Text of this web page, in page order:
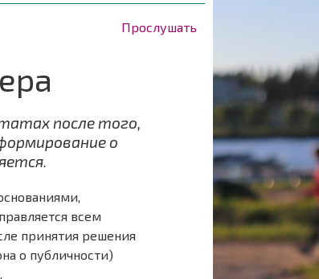
Прослушать
после того,
о
всем
принятия решения
о публичности)